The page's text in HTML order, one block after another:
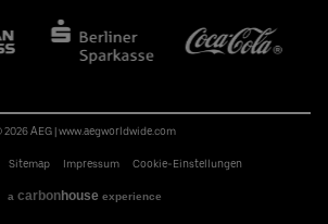
2026 AEG |www.aegworldwide.com
Sitemap Impressum Cookie-Einstellungen
a carbonhouse experience